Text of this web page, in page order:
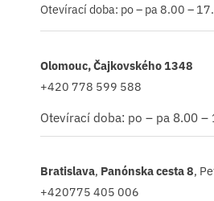
Otevírací doba: po – pa 8.00 –
Olomouc, Čajkovského 1348
+420 778 599 588
Otevírací doba: po – pa 8.00 –
Bratislava, Panónska cesta 8,
+420775 405 006